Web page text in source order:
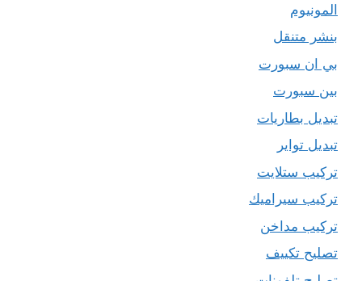
المونيوم
بنشر متنقل
بي ان سبورت
بين سبورت
تبديل بطاريات
تبديل تواير
تركيب ستلايت
تركيب سيراميك
تركيب مداخن
تصليح تكييف